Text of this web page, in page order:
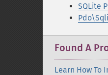
SQLite
Found A
Learn How To